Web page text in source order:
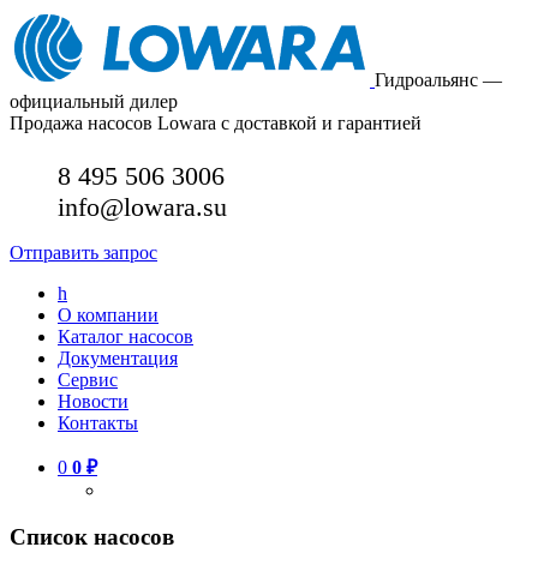
Гидроальянс —
официальный дилер
Продажа насосов Lowara с доставкой и гарантией
8 495 506 3006
info@lowara.su
Отправить запрос
h
О компании
Каталог насосов
Документация
Сервис
Новости
Контакты
0 0 ₽
Список насосов